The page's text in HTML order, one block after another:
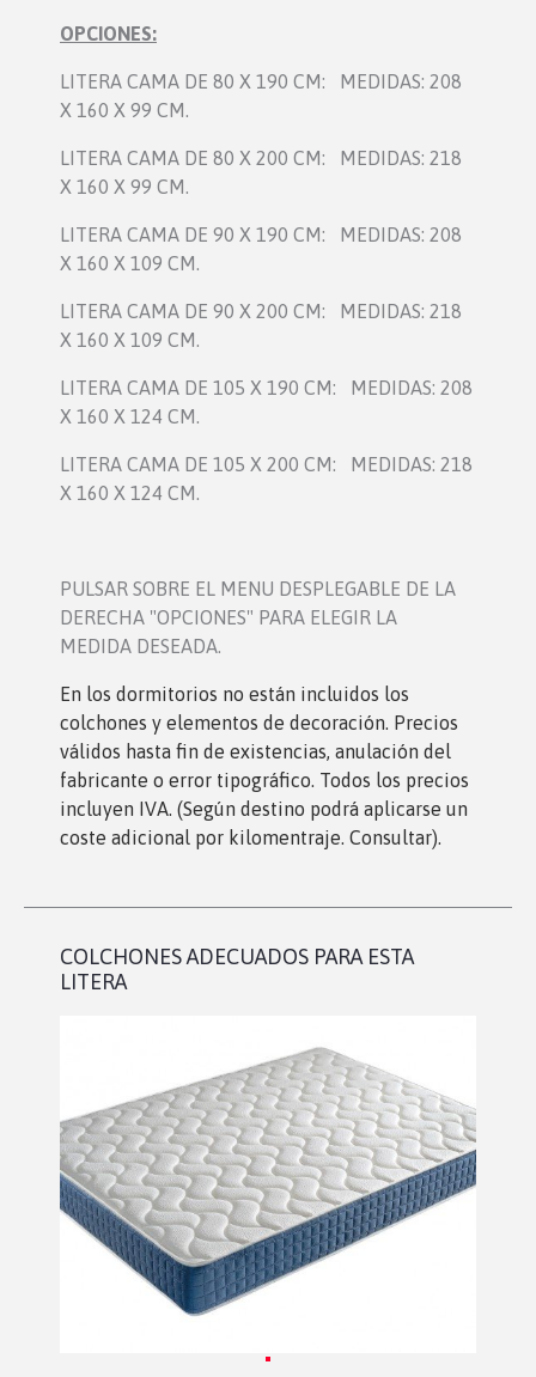
OPCIONES:
LITERA CAMA DE 80 X 190 CM:
MEDIDAS: 208
X 160 X 99 CM.
LITERA CAMA DE 80 X 200 CM:
MEDIDAS: 218
X 160 X 99 CM.
LITERA CAMA DE 90 X 190 CM:
MEDIDAS: 208
X 160 X 109 CM.
LITERA CAMA DE 90 X 200 CM:
MEDIDAS: 218
X 160 X 109 CM.
LITERA CAMA DE 105 X 190 CM:
MEDIDAS: 208
X 160 X 124 CM.
LITERA CAMA DE 105 X 200 CM:
MEDIDAS: 218
X 160 X 124 CM.
PULSAR SOBRE EL MENU DESPLEGABLE DE LA
DERECHA "OPCIONES" PARA ELEGIR LA
MEDIDA DESEADA.
En los dormitorios no están incluidos los
colchones y elementos de decoración. Precios
válidos hasta fin de existencias, anulación del
fabricante o error tipográfico. Todos los precios
incluyen IVA. (Según destino podrá aplicarse un
coste adicional por kilomentraje. Consultar).
COLCHONES ADECUADOS PARA ESTA
LITERA